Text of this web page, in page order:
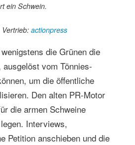
ein Schwein.
actionpress
die Grünen die
vom Tönnies-
um die öffentliche
Den alten PR-Motor
die armen Schweine
Interviews,
Petition anschieben und die